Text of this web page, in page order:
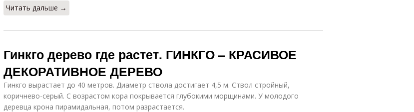
Читать дальше →
Гинкго дерево где растет. ГИНКГО – КРАСИВОЕ
ДЕКОРАТИВНОЕ ДЕРЕВО
Гинкго вырастает до 40 метров. Диаметр ствола достигает 4,5 м. Ствол стройный,
коричнево-серый. С возрастом кора покрывается глубокими морщинами. У молодого
деревца крона пирамидальная, потом разрастается.